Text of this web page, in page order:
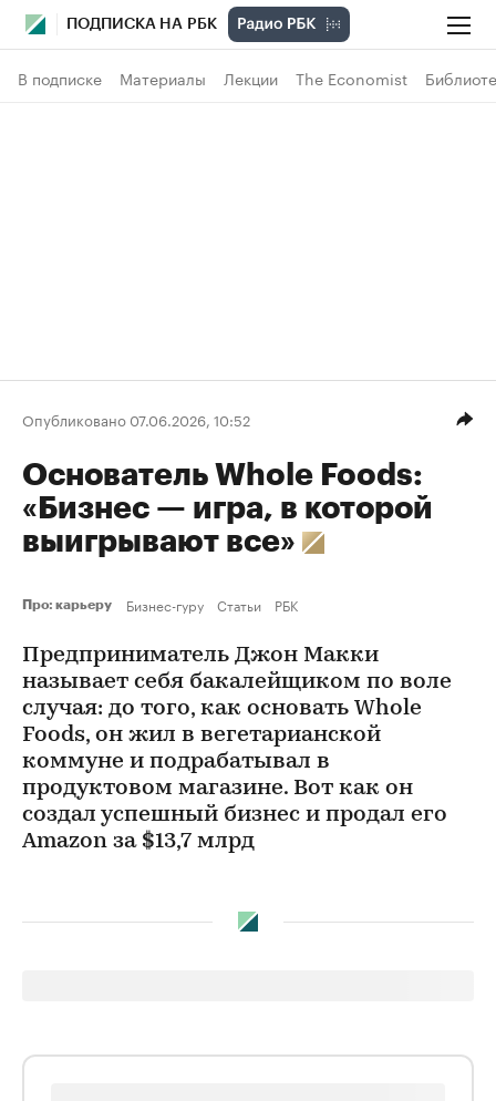
ПОДПИСКА НА РБК
В подписке Материалы Лекции The Economist
Опубликовано 07.06.2026, 10:52
Основатель Whole Foods:
«Бизнес — игра, в которой
выигрывают все»
Про: карьеру Бизнес-гуру Статьи РБК
Предприниматель Джон Макки
называет себя бакалейщиком по воле
случая: до того, как основать Whole
Foods, он жил в вегетарианской
коммуне и подрабатывал в
продуктовом магазине. Вот как он
создал успешный бизнес и продал его
Amazon за $13,7 млрд